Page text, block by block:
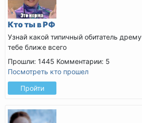
Кто ты в РФ
Узнай какой типичный обитатель
тебе ближе всего
Прошли: 1445 Комментарии: 5
Посмотреть кто прошел
Пройти